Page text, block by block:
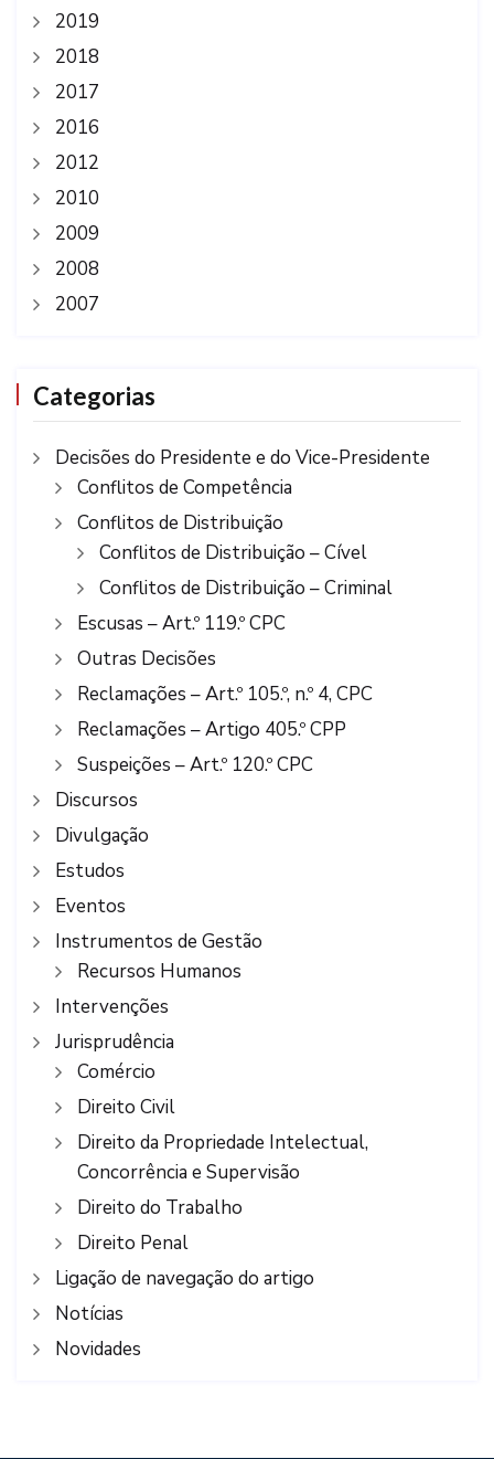
2019
2018
2017
2016
2012
2010
2009
2008
2007
Categorias
Decisões do Presidente e do Vice-Presidente
Conflitos de Competência
Conflitos de Distribuição
Conflitos de Distribuição – Cível
Conflitos de Distribuição – Criminal
Escusas – Art.º 119.º CPC
Outras Decisões
Reclamações – Art.º 105.º, n.º 4, CPC
Reclamações – Artigo 405.º CPP
Suspeições – Art.º 120.º CPC
Discursos
Divulgação
Estudos
Eventos
Instrumentos de Gestão
Recursos Humanos
Intervenções
Jurisprudência
Comércio
Direito Civil
Direito da Propriedade Intelectual,
Concorrência e Supervisão
Direito do Trabalho
Direito Penal
Ligação de navegação do artigo
Notícias
Novidades